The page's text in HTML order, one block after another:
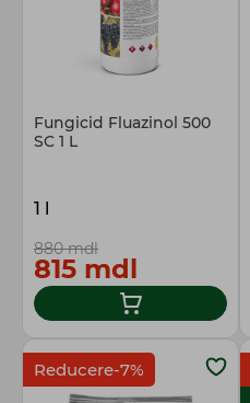
Fungicid Fluazinol 500
SC 1 L
1 l
880 mdl
815 mdl
Reducere-7%